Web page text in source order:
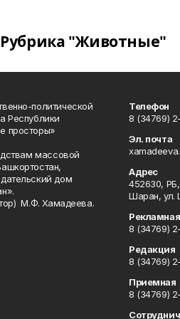
Рубрика "Животные"
политической
Республики
просторы»
массовой
дом
М.Ф. Хамадеева.
Телефон
8 (34769)
Эл. почта
Адрес
452630,
Шаран, ул.
8 (34769)
Редакция
8 (34769)
Приемная
8 (34769)